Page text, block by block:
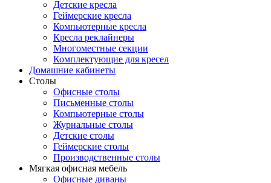
Детские кресла
Геймерские кресла
Компьютерные кресла
Кресла реклайнеры
Многоместные секции
Комплектующие для кресел
Домашние кабинеты
Столы
Офисные столы
Письменные столы
Компьютерные столы
Журнальные столы
Детские столы
Геймерские столы
Производственные столы
Мягкая офисная мебель
Офисные диваны